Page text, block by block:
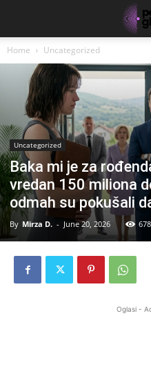
Home Uncategorized
Uncategorized
Baka mi je za
vredan 150 miliona
odmah su pokušali
By Mirza D. - June 20, 2026 678
Oglasi -